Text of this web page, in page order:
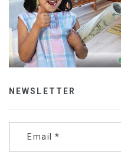
NEWSLETTER
Email *